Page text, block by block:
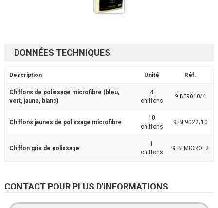
DONNÉES TECHNIQUES
Description Unité Réf.
Chiffons de polissage microfibre (bleu,
vert, jaune, blanc)
4
chiffons
9.BF9010/4
Chiffons jaunes de polissage microfibre
10
chiffons
9.BF9022/10
Chiffon gris de polissage
1
chiffons
9.BFMICROF2
CONTACT POUR PLUS D'INFORMATIONS